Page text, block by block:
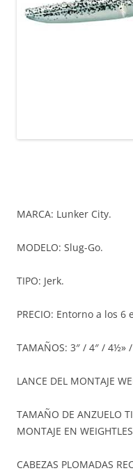
MARCA: Lunker City.
MODELO: Slug-Go.
TIPO: Jerk.
PRECIO: Entorno a los 6
TAMAÑOS: 3″ / 4″ / 4½»
LANCE DEL MONTAJE
TAMAÑO DE ANZUELO
MONTAJE EN
CABEZAS PLOMADAS